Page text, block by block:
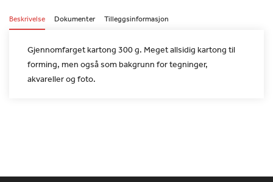
Beskrivelse Dokumenter Tilleggsinformasjon
Gjennomfarget kartong 300 g. Meget allsidig kartong til
forming, men også som bakgrunn for tegninger,
akvareller og foto.